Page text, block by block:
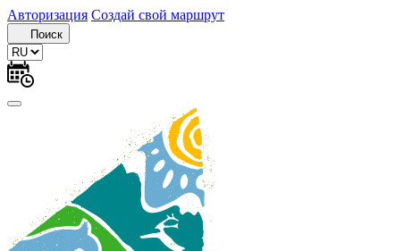
Авторизация Создай свой маршрут
Поиск